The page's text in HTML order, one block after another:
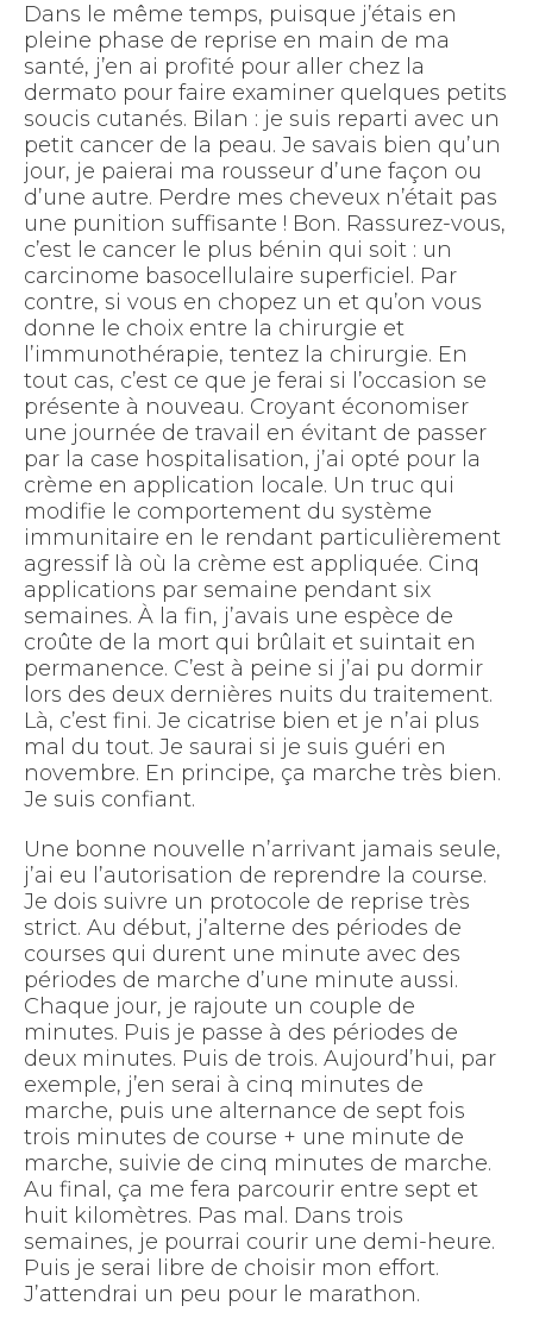
Dans le même temps, puisque j’étais en
pleine phase de reprise en main de ma
santé, j’en ai profité pour aller chez la
dermato pour faire examiner quelques petits
soucis cutanés. Bilan : je suis reparti avec un
petit cancer de la peau. Je savais bien qu’un
jour, je paierai ma rousseur d’une façon ou
d’une autre. Perdre mes cheveux n’était pas
une punition suffisante ! Bon. Rassurez-vous,
c’est le cancer le plus bénin qui soit : un
carcinome basocellulaire superficiel. Par
contre, si vous en chopez un et qu’on vous
donne le choix entre la chirurgie et
l’immunothérapie, tentez la chirurgie. En
tout cas, c’est ce que je ferai si l’occasion se
présente à nouveau. Croyant économiser
une journée de travail en évitant de passer
par la case hospitalisation, j’ai opté pour la
crème en application locale. Un truc qui
modifie le comportement du système
immunitaire en le rendant particulièrement
agressif là où la crème est appliquée. Cinq
applications par semaine pendant six
semaines. À la fin, j’avais une espèce de
croûte de la mort qui brûlait et suintait en
permanence. C’est à peine si j’ai pu dormir
lors des deux dernières nuits du traitement.
Là, c’est fini. Je cicatrise bien et je n’ai plus
mal du tout. Je saurai si je suis guéri en
novembre. En principe, ça marche très bien.
Je suis confiant.
Une bonne nouvelle n’arrivant jamais seule,
j’ai eu l’autorisation de reprendre la course.
Je dois suivre un protocole de reprise très
strict. Au début, j’alterne des périodes de
courses qui durent une minute avec des
périodes de marche d’une minute aussi.
Chaque jour, je rajoute un couple de
minutes. Puis je passe à des périodes de
deux minutes. Puis de trois. Aujourd’hui, par
exemple, j’en serai à cinq minutes de
marche, puis une alternance de sept fois
trois minutes de course + une minute de
marche, suivie de cinq minutes de marche.
Au final, ça me fera parcourir entre sept et
huit kilomètres. Pas mal. Dans trois
semaines, je pourrai courir une demi-heure.
Puis je serai libre de choisir mon effort.
J’attendrai un peu pour le marathon.